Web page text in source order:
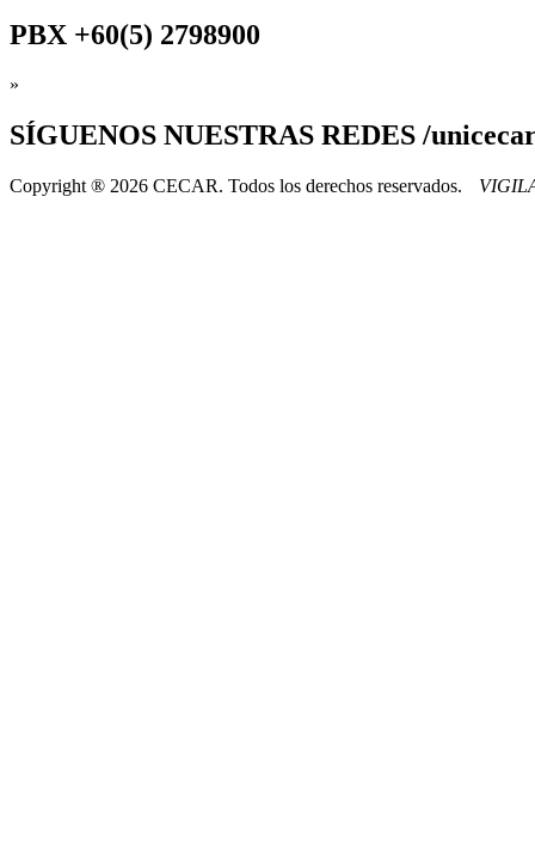
PBX +60(5) 2798900
»
SÍGUENOS NUESTRAS REDES /
Copyright ® 2026 CECAR. Todos los derechos reservados.